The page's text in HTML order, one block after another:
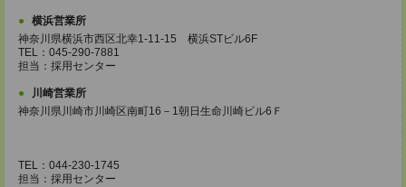
横浜営業所
神奈川県横浜市西区北幸1-11-15 横浜STビル6F
TEL：045-290-7881
担当：採用センター
川崎営業所
神奈川県川崎市川崎区南町16－1朝日生命川崎ビル6Ｆ
TEL：044-230-1745
担当：採用センター